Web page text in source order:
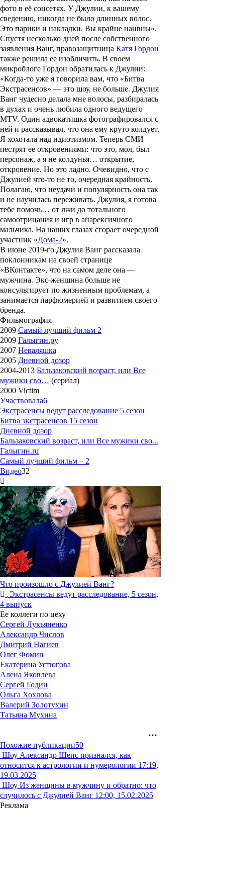
фото в её соцсетях. У Джулии, к вашему
сведению, никогда не было длинных волос.
Это парики и накладки. Вы крайне наивны».
Спустя несколько дней после собственного
заявления Ванг, правозащитница Катя Гордон
также решила ее изобличить. В своем
микроблоге Гордон обратилась к Джулии:
«Когда-то уже я говорила вам, что «Битва
Экстрасенсов» — это шоу, не больше. Джулия
Ванг чудесно делала мне волосы, разбиралась
в духах и очень любила одного ведущего
MTV. Один адвокатишка фотографировался с
ней и рассказывал, что она ему круто колдует.
Я хохотала над идиотизмом. Теперь СМИ
пестрят ее откровениями: что это, мол, был
персонаж, а я не колдунья… открытие,
откровение. Но это ладно. Очевидно, что с
Джулией что-то не то, очередная крайность.
Полагаю, что неудачи и популярность она так
и не научилась переживать. Джулия, я готова
тебе помочь… от лжи до тотального
самоотрицания и игр в анарексичного
мальчика. На наших глазах сгорает очередной
участник «Дома-2».
В июне 2019-го Джулия Ванг рассказала
поклонникам на своей странице
«ВКонтакте», что на самом деле она —
мужчина. Экс-женщина больше не
консультирует по жизненным проблемам, а
занимается парфюмерией и развитием своего
бренда.
Фильмография
2009 Самый лучший фильм 2
2009 Галыгин.ру
2007 Неваляшка
2005 Дневной дозор
2004-2013 Бальзаковский возраст, или Все
мужики сво… (сериал)
2000 Victim
Участвовала6
Экстрасенсы ведут расследование 5 сезон
Битва экстрасенсов 15 сезон
Дневной дозор
Бальзаковский возраст, или Все мужики сво...
Галыгин.ru
Самый лучший фильм – 2
Видео32
Что произошло с Джулией Ванг?
Экстрасенсы ведут расследование, 5 сезон,
4 выпуск
Ее коллеги по цеху
Сергей Лукьяненко
Александр Числов
Дмитрий Нагиев
Олег Фомин
Екатерина Устюгова
Алена Яковлева
Сергей Годин
Ольга Хохлова
Валерий Золотухин
Татьяна Мухина
Похожие публикации50
Шоу Александр Шепс признался, как
относится к астрологии и нумерологии 17:19,
19.03.2025
Шоу Из женщины в мужчину и обратно: что
случилось с Джулией Ванг 12:00, 15.02.2025
Реклама